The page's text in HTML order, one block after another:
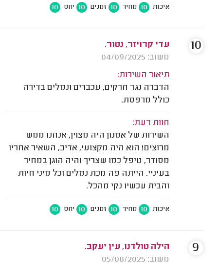
איכות 10 מחיר 10 זמנים 10 יחס 10
עדי קרויזר, נטור.
משוב: 04/09/2025
תיאור השירות:
הדברה נגד חרקים, עכברים ונמלים בדירה
כולל מרפסת.
חוות דעת:
השירות של אמנון היה מצוין, אנחנו ממש
מרוצים! הוא היה מקצועי, אדיב, השאיר אחריו
מסודר, טיפל כמו שצריך והיה הוגן במחיר
בעיניי. הייתה פה מכת נמלים וכל מיני חיות
והבית עכשיו נקי מהכל.
איכות 10 מחיר 10 זמנים 10 יחס 10
10
הילה טולדנו, עין יעקב.
משוב: 05/08/2025
9